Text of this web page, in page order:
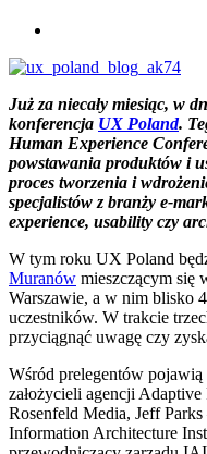
Już za niecały miesiąc, w
konferencja UX Poland.
Human Experience
powstawania produktów i
proces tworzenia i
specjalistów z branży e-
experience, usability czy
W tym roku UX Poland
Muranów mieszczącym
Warszawie, a w nim blisko
uczestników. W trakcie
przyciągnąć uwagę czy
Wśród prelegentów
założycieli agencji
Rosenfeld Media, Jeff
Information Architecture